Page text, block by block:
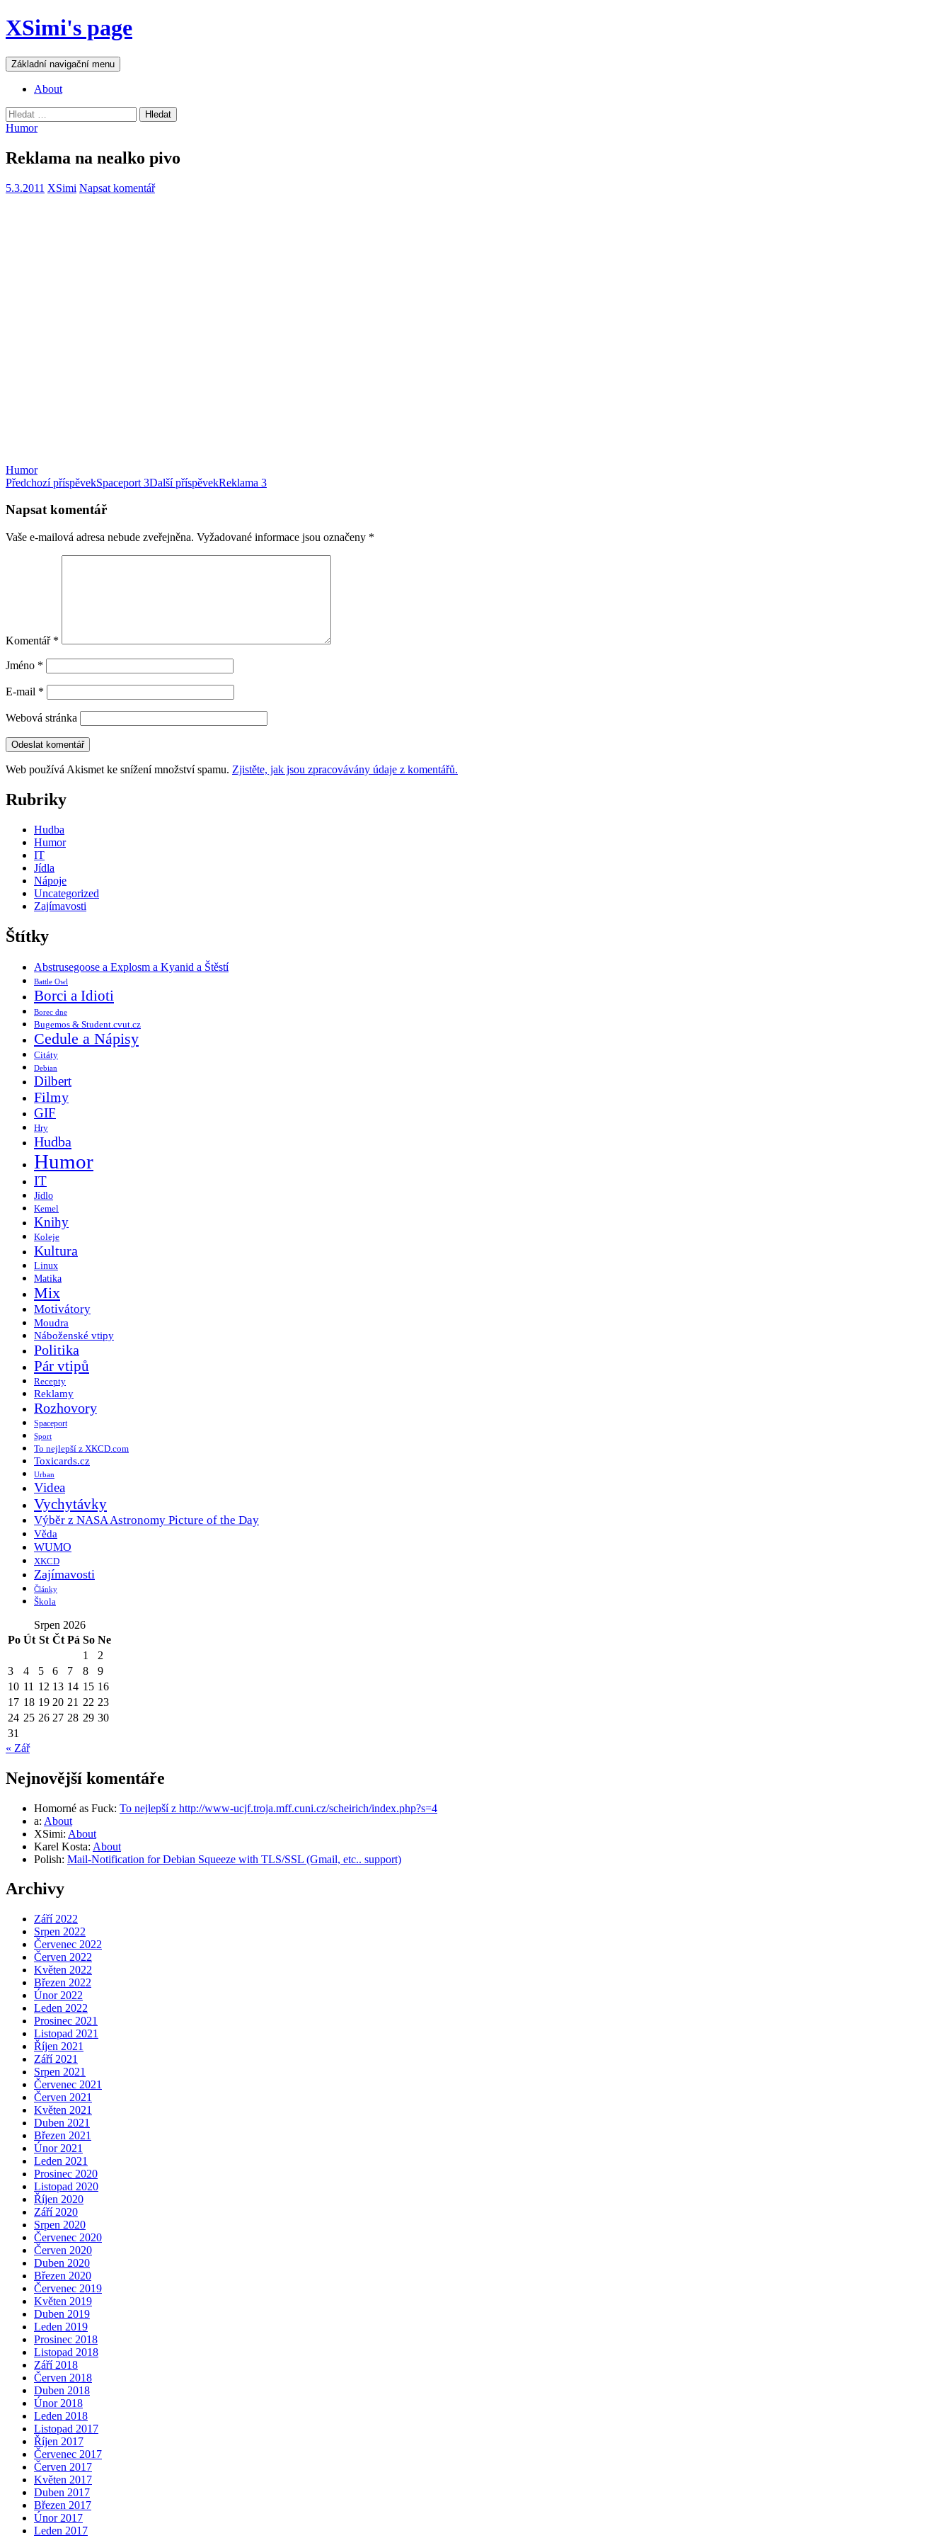
Přejít
k
webu
XSimi's page
Hledat
Základní navigační menu
About
Vyhledávání
Humor
Reklama na nealko pivo
5.3.2011 XSimi Napsat komentář
Humor
Navigace
pro
příspěvky
Předchozí příspěvekSpaceport 3Další příspěvekReklama 3
Napsat komentář
Vaše e-mailová adresa nebude zveřejněna. Vyžadované informace jsou označeny *
Komentář *
Jméno *
E-mail *
Webová stránka
Web používá Akismet ke snížení množství spamu. Zjistěte, jak jsou zpracovávány údaje z komentářů.
Rubriky
Hudba
Humor
IT
Jídla
Nápoje
Uncategorized
Zajímavosti
Štítky
Abstrusegoose a Explosm a Kyanid a Štěstí
Battle Owl
Borci a Idioti
Borec dne
Bugemos & Student.cvut.cz
Cedule a Nápisy
Citáty
Debian
Dilbert
Filmy
GIF
Hry
Hudba
Humor
IT
Jídlo
Kemel
Knihy
Koleje
Kultura
Linux
Matika
Mix
Motivátory
Moudra
Náboženské vtipy
Politika
Pár vtipů
Recepty
Reklamy
Rozhovory
Spaceport
Sport
To nejlepší z XKCD.com
Toxicards.cz
Urban
Videa
Vychytávky
Výběr z NASA Astronomy Picture of the Day
Věda
WUMO
XKCD
Zajímavosti
Články
Škola
Srpen 2026
Po Út St Čt Pá So Ne
1
2
3
4 5 6 7 8
9
10 11 12 13 14 15 16
17 18 19 20 21 22 23
24 25 26 27 28 29 30
31
« Zář
Nejnovější komentáře
Homorné as Fuck: To nejlepší z http://www-ucjf.troja.mff.cuni.cz/scheirich/index.php?s=4
a: About
XSimi: About
Karel Kosta: About
Polish: Mail-Notification for Debian Squeeze with TLS/SSL (Gmail, etc.. support)
Archivy
Září 2022
Srpen 2022
Červenec 2022
Červen 2022
Květen 2022
Březen 2022
Únor 2022
Leden 2022
Prosinec 2021
Listopad 2021
Říjen 2021
Září 2021
Srpen 2021
Červenec 2021
Červen 2021
Květen 2021
Duben 2021
Březen 2021
Únor 2021
Leden 2021
Prosinec 2020
Listopad 2020
Říjen 2020
Září 2020
Srpen 2020
Červenec 2020
Červen 2020
Duben 2020
Březen 2020
Červenec 2019
Květen 2019
Duben 2019
Leden 2019
Prosinec 2018
Listopad 2018
Září 2018
Červen 2018
Duben 2018
Únor 2018
Leden 2018
Listopad 2017
Říjen 2017
Červenec 2017
Červen 2017
Květen 2017
Duben 2017
Březen 2017
Únor 2017
Leden 2017